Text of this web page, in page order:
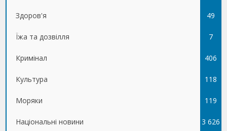
Здоров'я 49
Їжа та дозвілля 7
Кримінал 406
Культура 118
Моряки 119
Національні новини 3 626